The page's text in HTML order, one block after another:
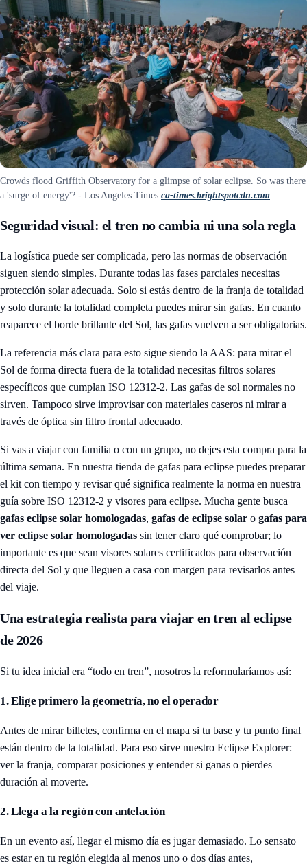
Crowds flood Griffith Observatory for a glimpse of solar eclipse. So was there
a 'surge of energy'? - Los Angeles Times ca-times.brightspotcdn.com
Seguridad visual: el tren no cambia ni una sola regla
La logística puede ser complicada, pero las normas de observación
siguen siendo simples. Durante todas las fases parciales necesitas
protección solar adecuada. Solo si estás dentro de la franja de totalidad
y solo durante la totalidad completa puedes mirar sin gafas. En cuanto
reaparece el borde brillante del Sol, las gafas vuelven a ser obligatorias.
La referencia más clara para esto sigue siendo la AAS: para mirar el
Sol de forma directa fuera de la totalidad necesitas filtros solares
específicos que cumplan ISO 12312-2. Las gafas de sol normales no
sirven. Tampoco sirve improvisar con materiales caseros ni mirar a
través de óptica sin filtro frontal adecuado.
Si vas a viajar con familia o con un grupo, no dejes esta compra para la
última semana. En nuestra tienda de gafas para eclipse puedes preparar
el kit con tiempo y revisar qué significa realmente la norma en nuestra
guía sobre ISO 12312-2 y visores para eclipse. Mucha gente busca
gafas eclipse solar homologadas, gafas de eclipse solar o gafas para
ver eclipse solar homologadas sin tener claro qué comprobar; lo
importante es que sean visores solares certificados para observación
directa del Sol y que lleguen a casa con margen para revisarlos antes
del viaje.
Una estrategia realista para viajar en tren al eclipse
de 2026
Si tu idea inicial era “todo en tren”, nosotros la reformularíamos así:
1. Elige primero la geometría, no el operador
Antes de mirar billetes, confirma en el mapa si tu base y tu punto final
están dentro de la totalidad. Para eso sirve nuestro Eclipse Explorer:
ver la franja, comparar posiciones y entender si ganas o pierdes
duración al moverte.
2. Llega a la región con antelación
En un evento así, llegar el mismo día es jugar demasiado. Lo sensato
es estar en tu región elegida al menos uno o dos días antes,